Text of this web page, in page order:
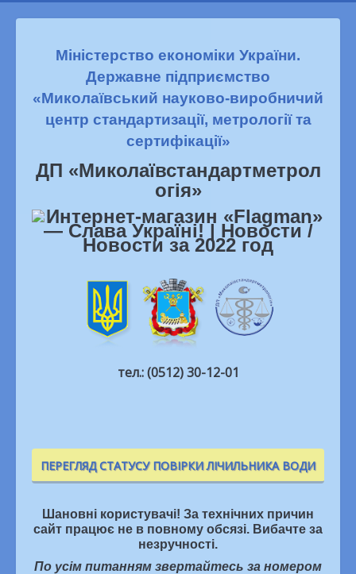
Міністерство економіки України.
Державне підприємство
«Миколаївський науково-виробничий
центр стандартизації, метрології та
сертифікації»
ДП «Миколаївстандартметрол
огiя»
тел.: (0512) 30-12-01
ПЕРЕГЛЯД СТАТУСУ ПОВІРКИ ЛІЧИЛЬНИКА ВОДИ
Шановні користувачі! За технічних причин
сайт працює не в повному обсязі. Вибачте за
незручності.
По усім питанням звертайтесь за номером